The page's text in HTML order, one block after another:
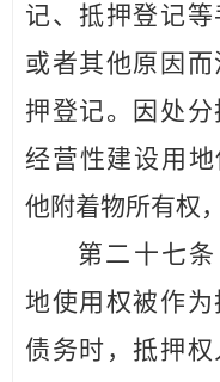
记、抵押登记
或者其他原因
押登记。因处
经营性建设用
他附着物所有权
第二十七条
地使用权被作为
债务时，抵押